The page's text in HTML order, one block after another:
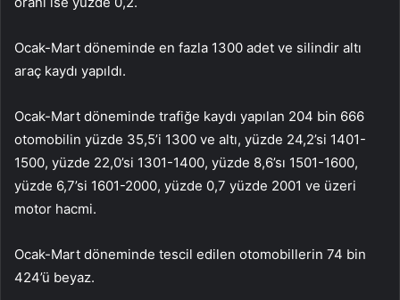
Ocak-Mart döneminde en fazla 1300 adet ve silindir altı
araç kaydı yapıldı.
Ocak-Mart döneminde trafiğe kaydı yapılan 204 bin 666
otomobilin yüzde 35,5’i 1300 ve altı, yüzde 24,2’si 1401-
1500, yüzde 22,0’si 1301-1400, yüzde 8,6’sı 1501-1600,
yüzde 6,7’si 1601-2000, yüzde 0,7 yüzde 2001 ve üzeri
motor hacmi.
Ocak-Mart döneminde tescil edilen otomobillerin 74 bin
424’ü beyaz.